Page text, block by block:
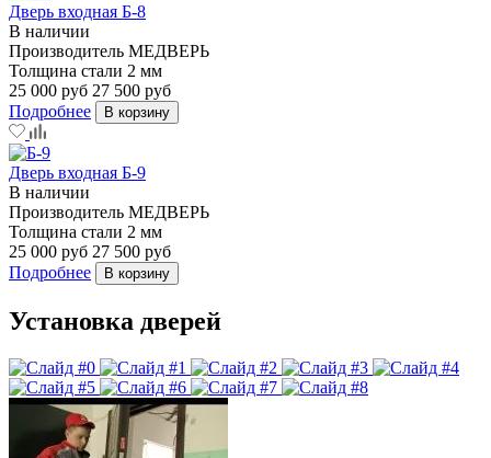
Дверь входная Б-8
В наличии
Производитель МЕДВЕРЬ
Толщина стали 2 мм
25 000 руб 27 500 руб
Подробнее
В корзину
Дверь входная Б-9
В наличии
Производитель МЕДВЕРЬ
Толщина стали 2 мм
25 000 руб 27 500 руб
Подробнее
В корзину
Установка дверей